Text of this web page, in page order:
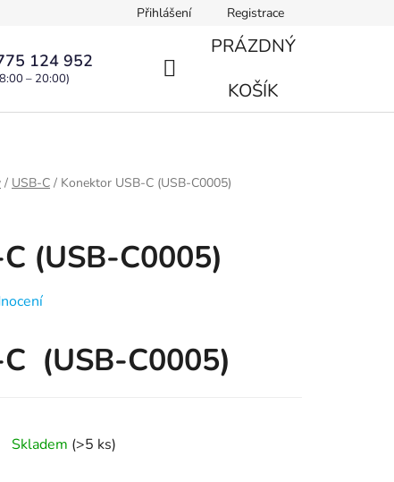
Přihlášení Registrace
124 952
– 20:00)
NÁKUPNÍ
PRÁZDNÝ
KOŠÍK
/ USB-C / Konektor USB-C (USB-C0005)
(USB-C0005)
(USB-C0005)
Skladem (>5 ks)